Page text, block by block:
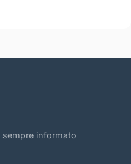
sempre informato